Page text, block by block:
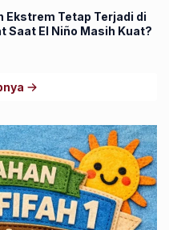
Ekstrem Tetap Terjadi di
Saat El Niño Masih Kuat?